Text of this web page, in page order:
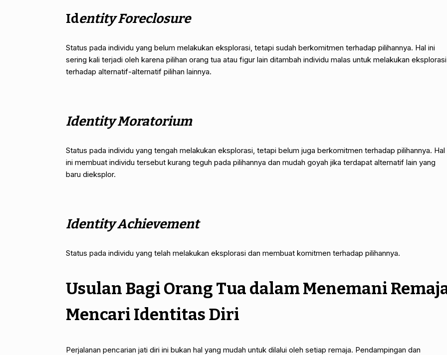
Identity Foreclosure
Status pada individu yang belum melakukan eksplorasi, tetapi sudah berkomitmen terhadap pilihannya. Hal ini
sering kali terjadi oleh karena pilihan orang tua atau figur lain ditambah individu malas untuk melakukan eksplorasi
terhadap alternatif-alternatif pilihan lainnya.
Identity Moratorium
Status pada individu yang tengah melakukan eksplorasi, tetapi belum juga berkomitmen terhadap pilihannya. Hal
ini membuat individu tersebut kurang teguh pada pilihannya dan mudah goyah jika terdapat alternatif lain yang
baru dieksplor.
Identity Achievement
Status pada individu yang telah melakukan eksplorasi dan membuat komitmen terhadap pilihannya.
Usulan Bagi Orang Tua dalam Menemani
Mencari Identitas Diri
Perjalanan pencarian jati diri ini bukan hal yang mudah untuk dilalui oleh setiap remaja. Pendampingan dan